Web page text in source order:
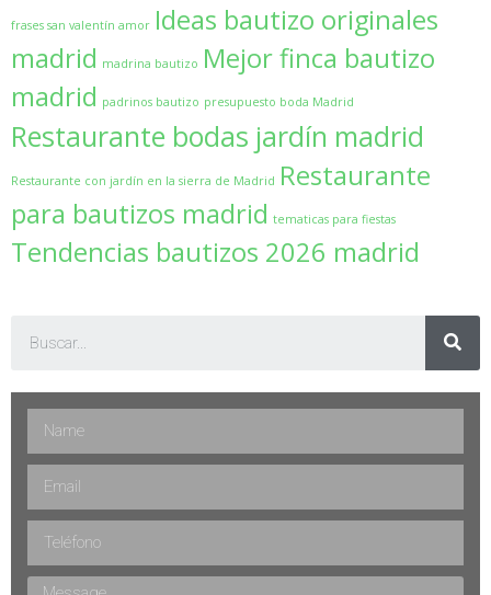
frases san valentín amor Ideas bautizo originales
madrid madrina bautizo Mejor finca bautizo
madrid padrinos bautizo presupuesto boda Madrid
Restaurante bodas jardín madrid
Restaurante con jardín en la sierra de Madrid Restaurante
para bautizos madrid tematicas para fiestas
Tendencias bautizos 2026 madrid